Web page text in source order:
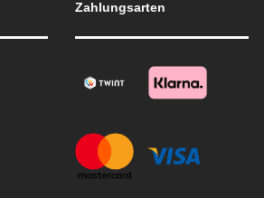
Zahlungsarten